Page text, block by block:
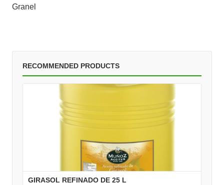
Granel
RECOMMENDED PRODUCTS
GIRASOL REFINADO DE 25 L